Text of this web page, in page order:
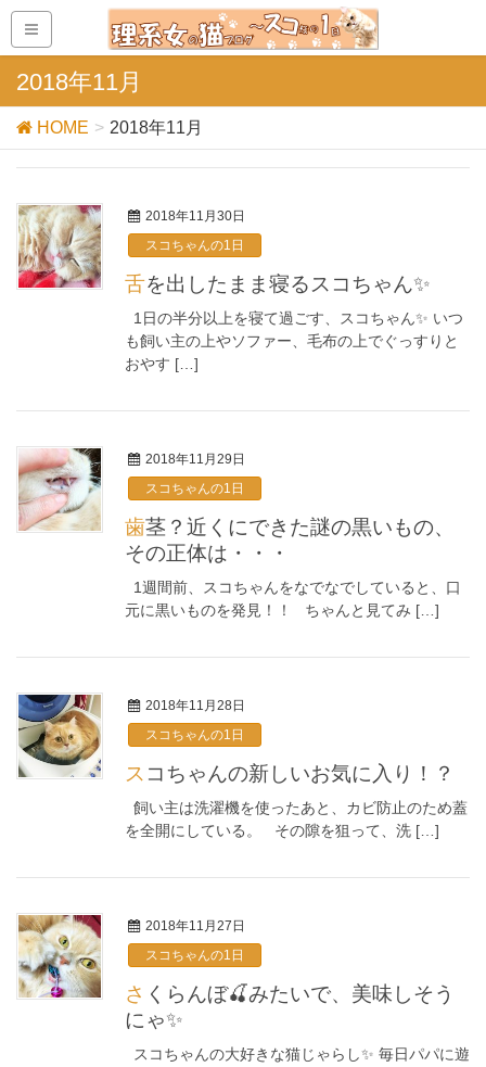
2018年11月
HOME 2018年11月
2018年11月30日
スコちゃんの1日
舌を出したまま寝るスコちゃん✨
1日の半分以上を寝て過ごす、スコちゃん✨ いつ
も飼い主の上やソファー、毛布の上でぐっすりと
おやす […]
2018年11月29日
スコちゃんの1日
歯茎？近くにできた謎の黒いもの、
その正体は・・・
1週間前、スコちゃんをなでなでしていると、口
元に黒いものを発見！！ ちゃんと見てみ […]
2018年11月28日
スコちゃんの1日
スコちゃんの新しいお気に入り！？
飼い主は洗濯機を使ったあと、カビ防止のため蓋
を全開にしている。 その隙を狙って、洗 […]
2018年11月27日
スコちゃんの1日
さくらんぼ🍒みたいで、美味しそう
にゃ✨
スコちゃんの大好きな猫じゃらし✨ 毎日パパに遊